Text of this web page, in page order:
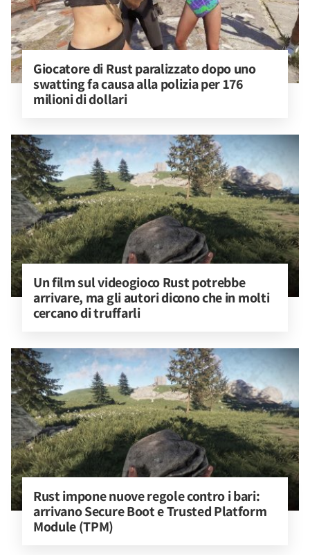
Giocatore di Rust paralizzato dopo uno
swatting fa causa alla polizia per 176
milioni di dollari
Un film sul videogioco Rust potrebbe
arrivare, ma gli autori dicono che in molti
cercano di truffarli
Rust impone nuove regole contro i bari:
arrivano Secure Boot e Trusted Platform
Module (TPM)